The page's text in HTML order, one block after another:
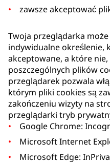
zawsze akceptować
Twoja przeglądarka
indywidualne określenie,
akceptowane, a które
poszczególnych plików
przeglądarek pozwala
którym pliki cookies są
zakończeniu wizyty na
przeglądarki tryb
Google Chrome:
Microsoft Internet
Microsoft Edge: